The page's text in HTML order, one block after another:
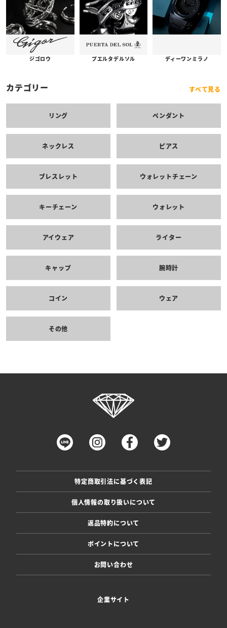
ジゴロウ プエルタデルソル ディーワンミラノ
カテゴリー すべて見る
リング ペンダント
ネックレス ピアス
ブレスレット ウォレットチェーン
キーチェーン ウォレット
アイウェア ライター
キャップ 腕時計
コイン ウェア
その他
特定商取引法に基づく表記
個人情報の取り扱いについて
返品特約について
ポイントについて
お問い合わせ
企業サイト